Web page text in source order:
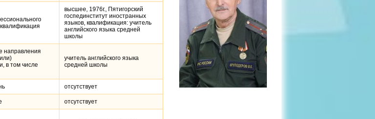
высшее, 1976г., Пятигорский
госпединститут иностранных
языков, квалификация: учитель
английского языка средней
школы
направления
в том числе
учитель английского языка
средней школы
отсутствует
отсутствует